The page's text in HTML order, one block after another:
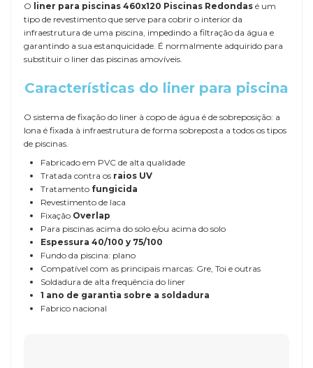
O liner para piscinas 460x120 Piscinas Redondas é um
tipo de revestimento que serve para cobrir o interior da
infraestrutura de uma piscina, impedindo a filtração da água e
garantindo a sua estanquicidade. É normalmente adquirido para
substituir o liner das piscinas amovíveis.
Características do liner para piscina
O sistema de fixação do liner à copo de água é de sobreposição: a
lona é fixada à infraestrutura de forma sobreposta a todos os tipos
de piscinas.
Fabricado em PVC de alta qualidade
Tratada contra os raios UV
Tratamento fungicida
Revestimento de laca
Fixação Overlap
Para piscinas acima do solo e/ou acima do solo
Espessura 40/100 y 75/100
Fundo da piscina: plano
Compatível com as principais marcas: Gre, Toi e outras
Soldadura de alta frequência do liner
1 ano de garantia sobre a soldadura
Fabrico nacional